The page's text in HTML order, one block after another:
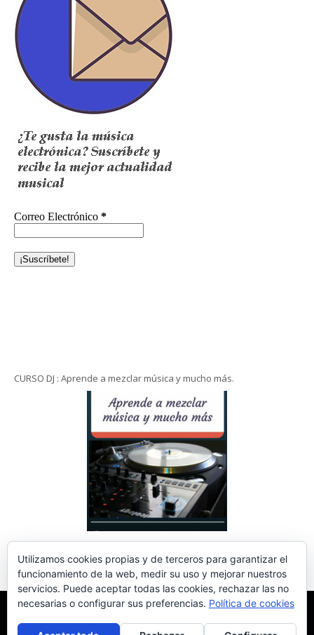
CURSO DJ : Aprende a mezclar música y mucho más.
INICIO RADIO ACTUALDJ
CURSO DJ – APRENDE A MEZCLAR MÚSICA Y
FESTIVALES
Utilizamos cookies propias y de terceros para garantizar el
funcionamiento de la web, medir su uso y mejorar nuestros
servicios. Puede aceptar todas las cookies, rechazar las no
necesarias o configurar sus preferencias. Política de cookies